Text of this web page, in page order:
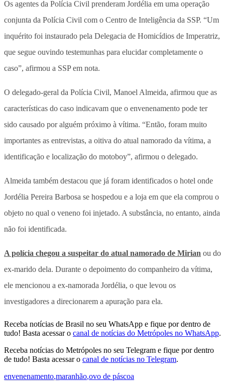
Os agentes da Polícia Civil prenderam Jordélia em uma operação
conjunta da Polícia Civil com o Centro de Inteligência da SSP. “Um
inquérito foi instaurado pela Delegacia de Homicídios de Imperatriz,
que segue ouvindo testemunhas para elucidar completamente o
caso”, afirmou a SSP em nota.
O delegado-geral da Polícia Civil, Manoel Almeida, afirmou que as
características do caso indicavam que o envenenamento pode ter
sido causado por alguém próximo à vítima. “Então, foram muito
importantes as entrevistas, a oitiva do atual namorado da vítima, a
identificação e localização do motoboy”, afirmou o delegado.
Almeida também destacou que já foram identificados o hotel onde
Jordélia Pereira Barbosa se hospedou e a loja em que ela comprou o
objeto no qual o veneno foi injetado. A substância, no entanto, ainda
não foi identificada.
A polícia chegou a suspeitar do atual namorado de Mirian ou do
ex-marido dela. Durante o depoimento do companheiro da vítima,
ele mencionou a ex-namorada Jordélia, o que levou os
investigadores a direcionarem a apuração para ela.
Receba notícias de Brasil no seu WhatsApp e fique por dentro de
tudo! Basta acessar o canal de notícias do Metrópoles no WhatsApp.
Receba notícias do Metrópoles no seu Telegram e fique por dentro
de tudo! Basta acessar o canal de notícias no Telegram.
envenenamento,maranhão,ovo de páscoa